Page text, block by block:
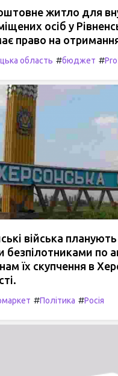
житло для
осіб у
право на
область #бюджет #
війська
безпілотниками по
їх скупчення в
#Політика #Росія